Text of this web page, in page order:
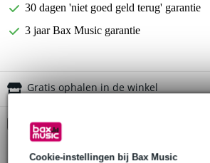
Cookie-instellingen bij Bax Music
30 dagen 'niet goed geld terug' garantie
3 jaar Bax Music garantie
Gratis ophalen in de winkel
Kies nu voor 2 jaar extra Bax Music
voordelen
€ 6,95 eenmalig